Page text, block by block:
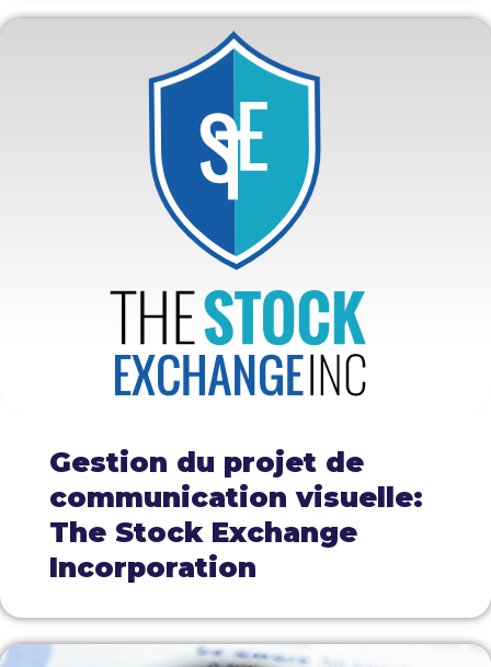
Gestion du projet de
communication visuelle:
The Stock Exchange
Incorporation